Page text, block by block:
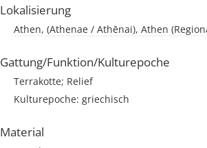
Lokalisierung
Athen, (Athenae / Athēnai), Athen
Gattung/Funktion/Kulturepoche
Terrakotte; Relief
Kulturepoche: griechisch
Material